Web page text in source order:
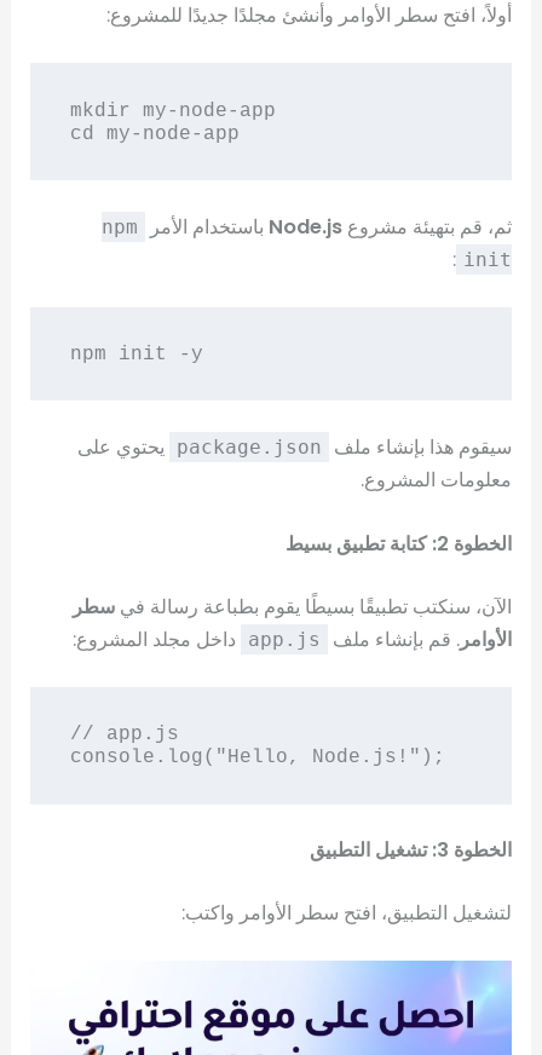
أولاً، افتح سطر الأوامر وأنشئ مجلدًا جديدًا للمشروع:
mkdir my-node-app
ثم، قم بتهيئة مشروعNode.js باستخدام الأمر
npm
init
:
سيقوم هذا بإنشاء ملف package.json
يحتوي على
معلومات المشروع.
الخطوة 2: كتابة تطبيق بسيط
الآن، سنكتب تطبيقًا بسيطًا يقوم بطباعة رسالة فيسطر
الأوامر. قم بإنشاء ملف app.js داخل مجلد المشروع:
// app.js
الخطوة 3: تشغيل التطبيق
لتشغيل التطبيق، افتح سطر الأوامر واكتب: